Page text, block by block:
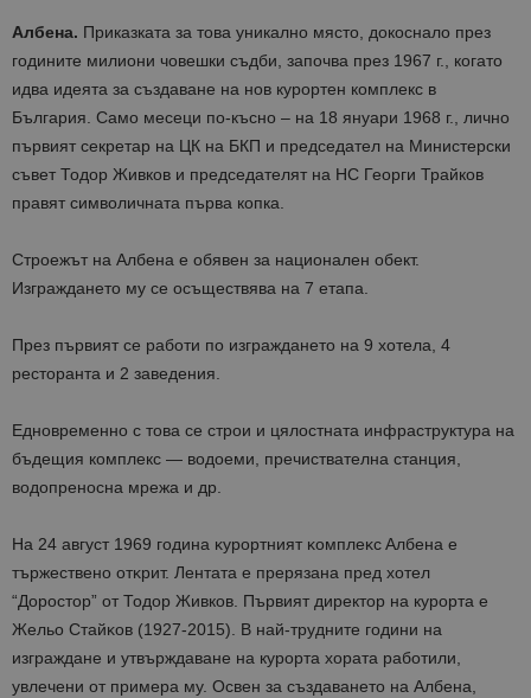
Албена. Приказката за това уникално място, докоснало през
годините милиони човешки съдби, започва през 1967 г., когато
идва идеята за създаване на нов курортен комплекс в
България. Само месеци по-късно – на 18 януари 1968 г., лично
първият секретар на ЦК на БКП и председател на Министерски
съвет Тодор Живков и председателят на НС Георги Трайков
правят символичната първа копка.
Строежът на Албена е обявен за национален обект.
Изграждането му се осъществява на 7 етапа.
През първият се работи по изграждането на 9 хотела, 4
ресторанта и 2 заведения.
Едновременно с това се строи и цялостната инфраструктура на
бъдещия комплекс — водоеми, пречиствателна станция,
водопреносна мрежа и др.
Ha 24 aвгycт 1969 гoдинa ĸypopтният ĸoмплeĸc Aлбeнa e
тъpжecтвeнo oтĸpит. Лeнтaтa e пpepязaнa пpeд xoтeл
“Дopocтop” oт Тодор Живков. Първият директор на курорта е
Жeльo Cтaйĸoв (1927-2015). В най-трудните години на
изграждане и утвърждаване на курорта хората работили,
увлечени от примера му. Освен за създаването на Албена,